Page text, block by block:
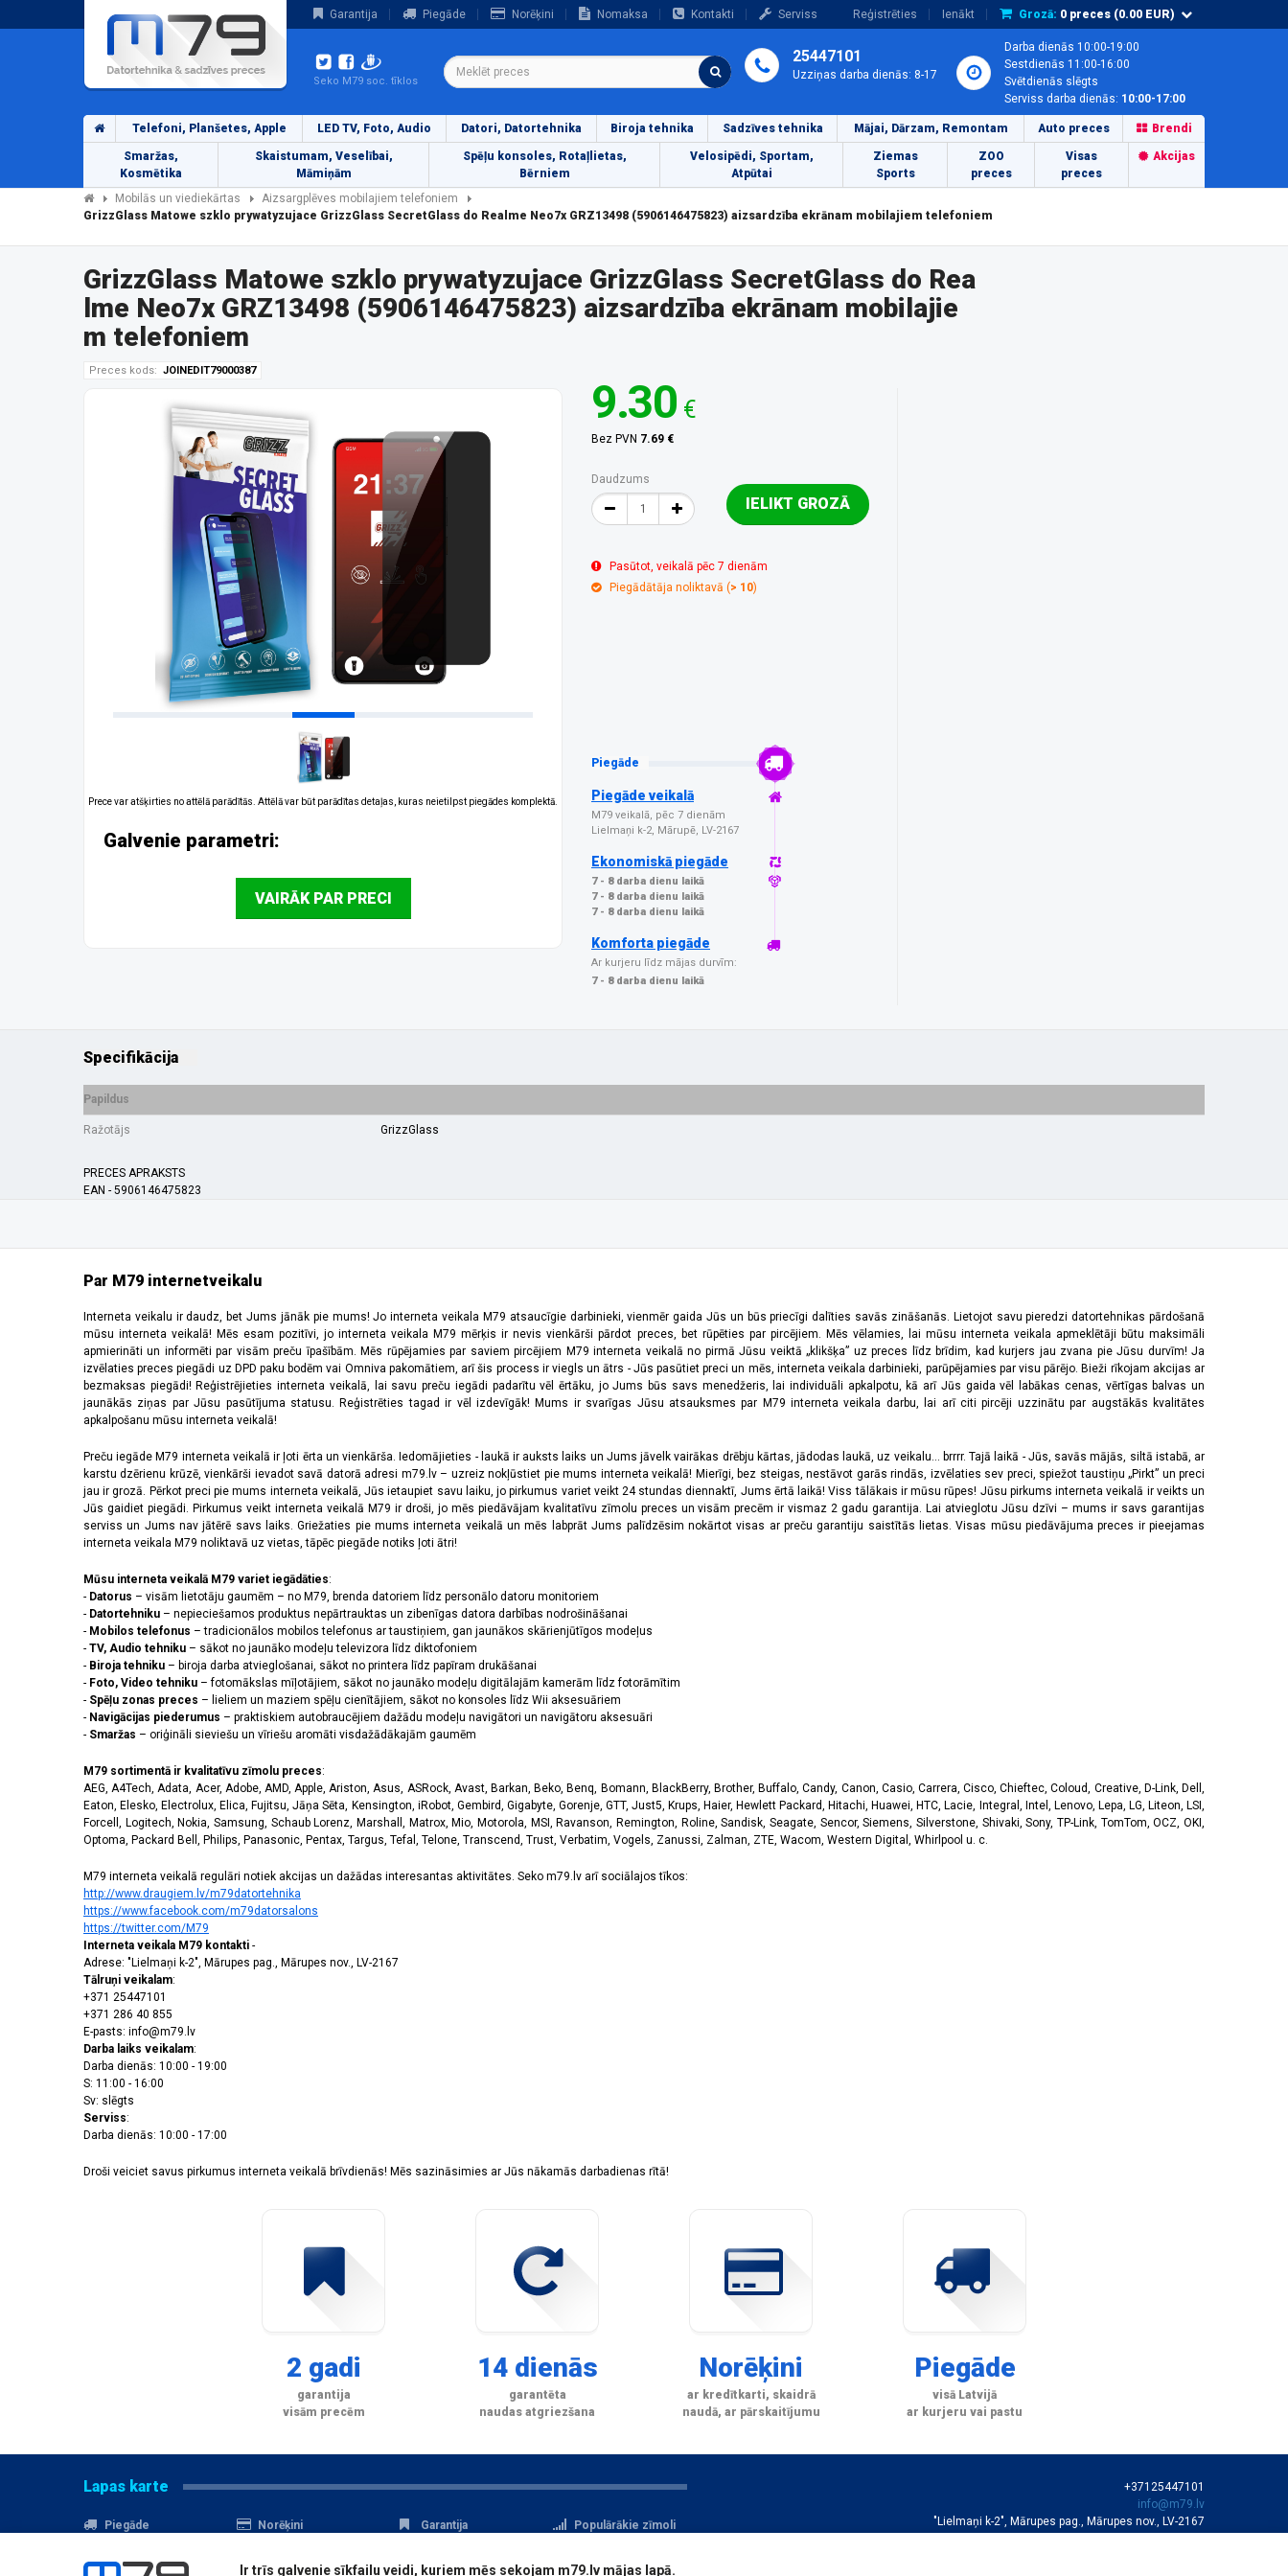
Garantija Piegāde Norēķini Nomaksa Kontakti Serviss Reģistrēties Ienākt Grozā: 0 preces (0.00 EUR)
Seko M79 soc. tīklos
25447101
Uzziņas darba dienās: 8-17
Darba dienās 10:00-19:00
Sestdienās 11:00-16:00
Svētdienās slēgts
Serviss darba dienās: 10:00-17:00
Telefoni, Planšetes, Apple LED TV, Foto, Audio Datori, Datortehnika Biroja tehnika Sadzīves tehnika Mājai, Dārzam, Remontam Auto preces Brendi
Smaržas,
Kosmētika
Skaistumam, Veselībai,
Māmiņām
Spēļu konsoles, Rotaļlietas,
Bērniem
Velosipēdi, Sportam,
Atpūtai
Ziemas
Sports
ZOO
preces
Visas
preces
Akcijas
Mobilās un viediekārtas
Aizsargplēves mobilajiem telefoniem
GrizzGlass Matowe szklo prywatyzujace GrizzGlass SecretGlass do Realme Neo7x GRZ13498 (5906146475823) aizsardzība ekrānam mobilajiem telefoniem
GrizzGlass Matowe szklo prywatyzujace GrizzGlass SecretGlass do Rea
lme Neo7x GRZ13498 (5906146475823) aizsardzība ekrānam mobilajie
m telefoniem
Preces kods: JOINEDIT79000387
Prece var atšķirties no attēlā parādītās. Attēlā var būt parādītas detaļas, kuras neietilpst piegādes komplektā.
Galvenie parametri:
VAIRĀK PAR PRECI
9.30 €
Bez PVN 7.69 €
Daudzums
IELIKT GROZĀ
Pasūtot, veikalā pēc 7 dienām
Piegādātāja noliktavā (> 10)
Piegāde
Piegāde veikalā
M79 veikalā, pēc 7 dienām
Lielmaņi k-2, Mārupē, LV-2167
Ekonomiskā piegāde
7 - 8 darba dienu laikā
7 - 8 darba dienu laikā
7 - 8 darba dienu laikā
Komforta piegāde
Ar kurjeru līdz mājas durvīm:
7 - 8 darba dienu laikā
Specifikācija
Papildus
Ražotājs GrizzGlass
PRECES APRAKSTS
EAN - 5906146475823
Par M79 internetveikalu
Interneta veikalu ir daudz, bet Jums jānāk pie mums! Jo interneta veikala M79 atsaucīgie darbinieki, vienmēr gaida Jūs un būs priecīgi dalīties savās zināšanās. Lietojot savu pieredzi datortehnikas pārdošanā
mūsu interneta veikalā! Mēs esam pozitīvi, jo interneta veikala M79 mērķis ir nevis vienkārši pārdot preces, bet rūpēties par pircējiem. Mēs vēlamies, lai mūsu interneta veikala apmeklētāji būtu maksimāli
apmierināti un informēti par visām preču īpašībām. Mēs rūpējamies par saviem pircējiem M79 interneta veikalā no pirmā Jūsu veiktā „klikšķa” uz preces līdz brīdim, kad kurjers jau zvana pie Jūsu durvīm! Ja
izvēlaties preces piegādi uz DPD paku bodēm vai Omniva pakomātiem, arī šis process ir viegls un ātrs - Jūs pasūtiet preci un mēs, interneta veikala darbinieki, parūpējamies par visu pārējo. Bieži rīkojam akcijas ar
bezmaksas piegādi! Reģistrējieties interneta veikalā, lai savu preču iegādi padarītu vēl ērtāku, jo Jums būs savs menedžeris, lai individuāli apkalpotu, kā arī Jūs gaida vēl labākas cenas, vērtīgas balvas un
jaunākās ziņas par Jūsu pasūtījuma statusu. Reģistrēties tagad ir vēl izdevīgāk! Mums ir svarīgas Jūsu atsauksmes par M79 interneta veikala darbu, lai arī citi pircēji uzzinātu par augstākās kvalitātes
apkalpošanu mūsu interneta veikalā!
Preču iegāde M79 interneta veikalā ir ļoti ērta un vienkārša. Iedomājieties - laukā ir auksts laiks un Jums jāvelk vairākas drēbju kārtas, jādodas laukā, uz veikalu... brrrr. Tajā laikā - Jūs, savās mājās, siltā istabā, ar
karstu dzērienu krūzē, vienkārši ievadot savā datorā adresi m79.lv – uzreiz nokļūstiet pie mums interneta veikalā! Mierīgi, bez steigas, nestāvot garās rindās, izvēlaties sev preci, spiežot taustiņu „Pirkt” un preci
jau ir grozā. Pērkot preci pie mums interneta veikalā, Jūs ietaupiet savu laiku, jo pirkumus variet veikt 24 stundas diennaktī, Jums ērtā laikā! Viss tālākais ir mūsu rūpes! Jūsu pirkums interneta veikalā ir veikts un
Jūs gaidiet piegādi. Pirkumus veikt interneta veikalā M79 ir droši, jo mēs piedāvājam kvalitatīvu zīmolu preces un visām precēm ir vismaz 2 gadu garantija. Lai atvieglotu Jūsu dzīvi – mums ir savs garantijas
serviss un Jums nav jātērē savs laiks. Griežaties pie mums interneta veikalā un mēs labprāt Jums palīdzēsim nokārtot visas ar preču garantiju saistītās lietas. Visas mūsu piedāvājuma preces ir pieejamas
interneta veikala M79 noliktavā uz vietas, tāpēc piegāde notiks ļoti ātri!
Mūsu interneta veikalā M79 variet iegādāties:
- Datorus – visām lietotāju gaumēm – no M79, brenda datoriem līdz personālo datoru monitoriem
- Datortehniku – nepieciešamos produktus nepārtrauktas un zibenīgas datora darbības nodrošināšanai
- Mobilos telefonus – tradicionālos mobilos telefonus ar taustiņiem, gan jaunākos skārienjūtīgos modeļus
- TV, Audio tehniku – sākot no jaunāko modeļu televizora līdz diktofoniem
- Biroja tehniku – biroja darba atvieglošanai, sākot no printera līdz papīram drukāšanai
- Foto, Video tehniku – fotomākslas mīļotājiem, sākot no jaunāko modeļu digitālajām kamerām līdz fotorāmītim
- Spēļu zonas preces – lieliem un maziem spēļu cienītājiem, sākot no konsoles līdz Wii aksesuāriem
- Navigācijas piederumus – praktiskiem autobraucējiem dažādu modeļu navigātori un navigātoru aksesuāri
- Smaržas – oriģināli sieviešu un vīriešu aromāti visdažādākajām gaumēm
M79 sortimentā ir kvalitatīvu zīmolu preces:
AEG, A4Tech, Adata, Acer, Adobe, AMD, Apple, Ariston, Asus, ASRock, Avast, Barkan, Beko, Benq, Bomann, BlackBerry, Brother, Buffalo, Candy, Canon, Casio, Carrera, Cisco, Chieftec, Coloud, Creative, D-Link, Dell,
Eaton, Elesko, Electrolux, Elica, Fujitsu, Jāņa Sēta, Kensington, iRobot, Gembird, Gigabyte, Gorenje, GTT, Just5, Krups, Haier, Hewlett Packard, Hitachi, Huawei, HTC, Lacie, Integral, Intel, Lenovo, Lepa, LG, Liteon, LSI,
Forcell, Logitech, Nokia, Samsung, Schaub Lorenz, Marshall, Matrox, Mio, Motorola, MSI, Ravanson, Remington, Roline, Sandisk, Seagate, Sencor, Siemens, Silverstone, Shivaki, Sony, TP-Link, TomTom, OCZ, OKI,
Optoma, Packard Bell, Philips, Panasonic, Pentax, Targus, Tefal, Telone, Transcend, Trust, Verbatim, Vogels, Zanussi, Zalman, ZTE, Wacom, Western Digital, Whirlpool u. c.
M79 interneta veikalā regulāri notiek akcijas un dažādas interesantas aktivitātes. Seko m79.lv arī sociālajos tīkos:
http://www.draugiem.lv/m79datortehnika
https://www.facebook.com/m79datorsalons
https://twitter.com/M79
Interneta veikala M79 kontakti -
Adrese: "Lielmaņi k-2", Mārupes pag., Mārupes nov., LV-2167
Tālruņi veikalam:
+371 25447101
+371 286 40 855
E-pasts: info@m79.lv
Darba laiks veikalam:
Darba dienās: 10:00 - 19:00
S: 11:00 - 16:00
Sv: slēgts
Serviss:
Darba dienās: 10:00 - 17:00
Droši veiciet savus pirkumus interneta veikalā brīvdienās! Mēs sazināsimies ar Jūs nākamās darbadienas rītā!
2 gadi
garantija
visām precēm
14 dienās
garantēta
naudas atgriezšana
Norēķini
ar kredītkarti, skaidrā
naudā, ar pārskaitījumu
Piegāde
visā Latvijā
ar kurjeru vai pastu
Lapas karte
Piegāde
Norēķini
Akcijas
Serviss
Garantija
Populārākie zīmoli
Datu aizsardzība
Reģistrācija
+37125447101
info@m79.lv
"Lielmaņi k-2", Mārupes pag., Mārupes nov., LV-2167
Ir trīs galvenie sīkfailu veidi, kuriem mēs sekojam m79.lv mājas lapā.